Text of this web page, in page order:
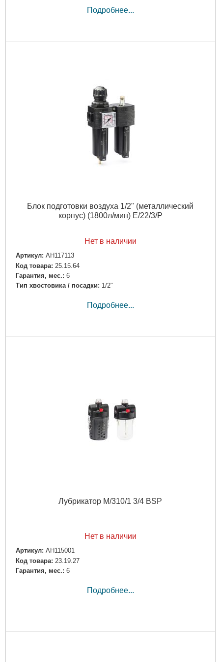
Подробнее...
Блок подготовки воздуха 1/2" (металлический
корпус) (1800л/мин) E/22/3/P
Нет в наличии
Артикул: AH117113
Код товара: 25.15.64
Гарантия, мес.: 6
Тип хвостовика / посадки: 1/2"
Подробнее...
Лубрикатор M/310/1 3/4 BSP
Нет в наличии
Артикул: AH115001
Код товара: 23.19.27
Гарантия, мес.: 6
Подробнее...